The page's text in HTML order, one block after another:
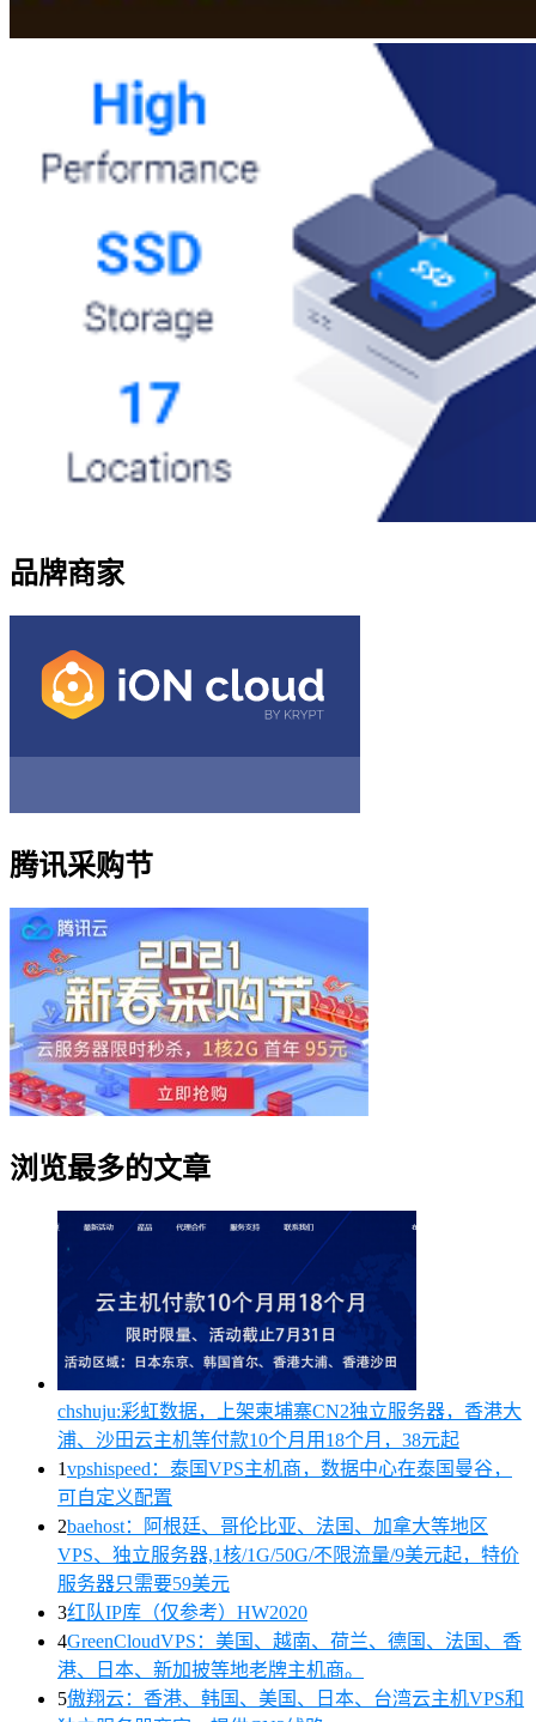
品牌商家
腾讯采购节
浏览最多的文章
chshuju:彩虹数据，上架柬埔寨CN2独立服务器，香港大
浦、沙田云主机等付款10个月用18个月，38元起
1vpshispeed：泰国VPS主机商，数据中心在泰国曼谷，
可自定义配置
2baehost：阿根廷、哥伦比亚、法国、加拿大等地区
VPS、独立服务器,1核/1G/50G/不限流量/9美元起，特价
服务器只需要59美元
3红队IP库（仅参考）HW2020
4GreenCloudVPS：美国、越南、荷兰、德国、法国、香
港、日本、新加披等地老牌主机商。
5傲翔云：香港、韩国、美国、日本、台湾云主机VPS和